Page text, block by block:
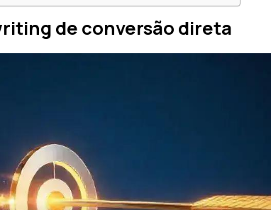
de conversão direta